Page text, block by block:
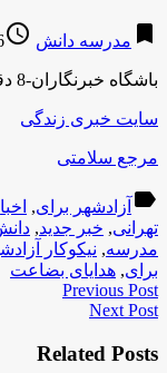
bookmark مدرسه دانش access_time
باشگاه خبرنگاران-8 دقیقه پیش
سایت خبری زندگی
مرجع سلامتی
label آزادشهر برای,
تهرانی, خبر جدید,
مدرسه, نیکوکار
برای, هدایای بضاعت
Previous Post
Next Post
Related Posts